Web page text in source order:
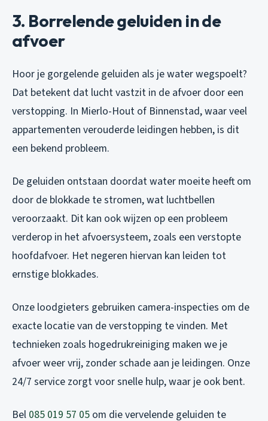
3. Borrelende geluiden in de
afvoer
Hoor je gorgelende geluiden als je water wegspoelt?
Dat betekent dat lucht vastzit in de afvoer door een
verstopping. In Mierlo-Hout of Binnenstad, waar veel
appartementen verouderde leidingen hebben, is dit
een bekend probleem.
De geluiden ontstaan doordat water moeite heeft om
door de blokkade te stromen, wat luchtbellen
veroorzaakt. Dit kan ook wijzen op een probleem
verderop in het afvoersysteem, zoals een verstopte
hoofdafvoer. Het negeren hiervan kan leiden tot
ernstige blokkades.
Onze loodgieters gebruiken camera-inspecties om de
exacte locatie van de verstopping te vinden. Met
technieken zoals hogedrukreiniging maken we je
afvoer weer vrij, zonder schade aan je leidingen. Onze
24/7 service zorgt voor snelle hulp, waar je ook bent.
Bel 085 019 57 05 om die vervelende geluiden te